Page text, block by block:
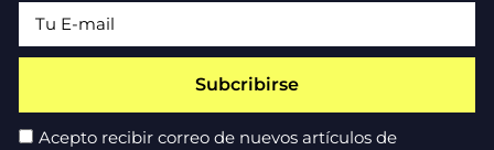
Acepto recibir correo de nuevos artículos de
Subcribirse